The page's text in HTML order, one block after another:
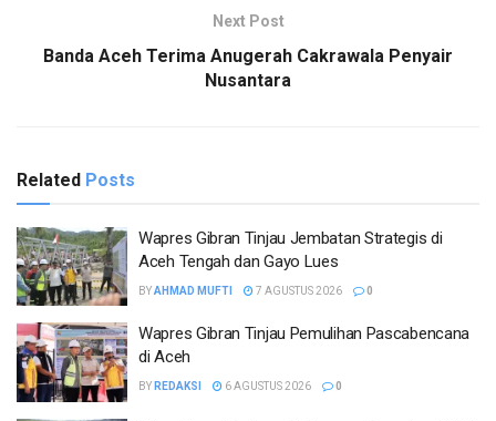
Next Post
Banda Aceh Terima Anugerah Cakrawala Penyair
Nusantara
Related Posts
Wapres Gibran Tinjau Jembatan Strategis di
Aceh Tengah dan Gayo Lues
BYAHMAD MUFTI 7 AGUSTUS 2026 0
Wapres Gibran Tinjau Pemulihan Pascabencana
di Aceh
BY REDAKSI 6 AGUSTUS 2026 0